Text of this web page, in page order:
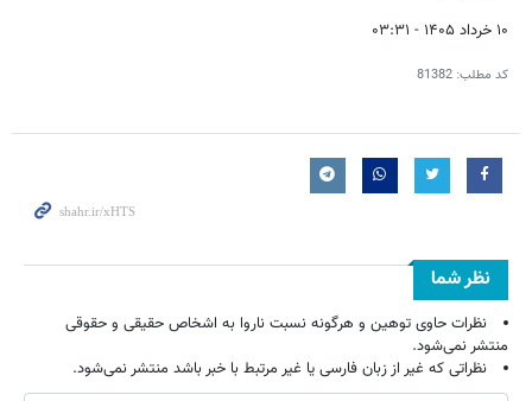
۱۰ خرداد ۱۴۰۵ - ۰۳:۳۱
کد مطلب: 81382
نظر شما
نظرات حاوی توهین و هرگونه نسبت ناروا به اشخاص حقیقی و حقوقی
منتشر نمی‌شود.
نظراتی که غیر از زبان فارسی یا غیر مرتبط با خبر باشد منتشر نمی‌شود.